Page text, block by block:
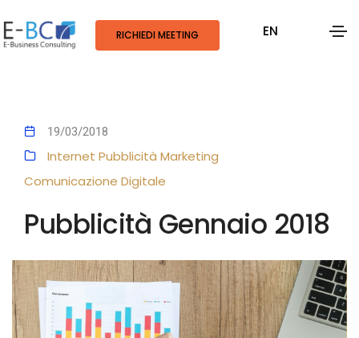
RICHIEDI MEETING EN
19/03/2018
Internet Pubblicità Marketing
Comunicazione Digitale
Pubblicità Gennaio 2018